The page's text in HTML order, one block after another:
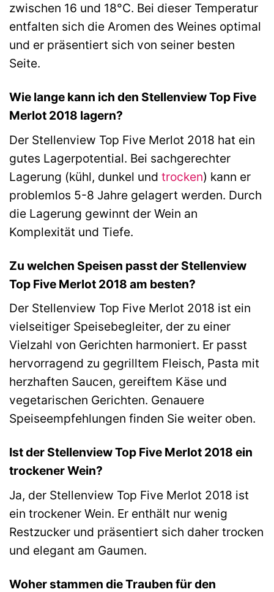
zwischen 16 und 18°C. Bei dieser Temperatur
entfalten sich die Aromen des Weines optimal
und er präsentiert sich von seiner besten
Seite.
Wie lange kann ich den Stellenview Top Five
Merlot 2018 lagern?
Der Stellenview Top Five Merlot 2018 hat ein
gutes Lagerpotential. Bei sachgerechter
Lagerung (kühl, dunkel und trocken) kann er
problemlos 5-8 Jahre gelagert werden. Durch
die Lagerung gewinnt der Wein an
Komplexität und Tiefe.
Zu welchen Speisen passt der Stellenview
Top Five Merlot 2018 am besten?
Der Stellenview Top Five Merlot 2018 ist ein
vielseitiger Speisebegleiter, der zu einer
Vielzahl von Gerichten harmoniert. Er passt
hervorragend zu gegrilltem Fleisch, Pasta mit
herzhaften Saucen, gereiftem Käse und
vegetarischen Gerichten. Genauere
Speiseempfehlungen finden Sie weiter oben.
Ist der Stellenview Top Five Merlot 2018 ein
trockener Wein?
Ja, der Stellenview Top Five Merlot 2018 ist
ein trockener Wein. Er enthält nur wenig
Restzucker und präsentiert sich daher trocken
und elegant am Gaumen.
Woher stammen die Trauben für den